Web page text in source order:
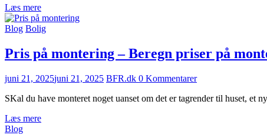
Læs mere
Blog Bolig
Pris på montering – Beregn priser på
juni 21, 2025juni 21, 2025 BFR.dk 0 Kommentarer
SKal du have monteret noget uanset om det er tagrender til huset, et
Læs mere
Blog